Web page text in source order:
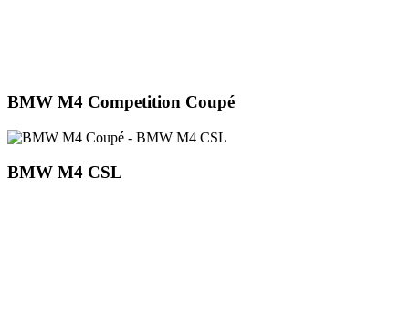
BMW M4 Competition Coupé
BMW M4 CSL